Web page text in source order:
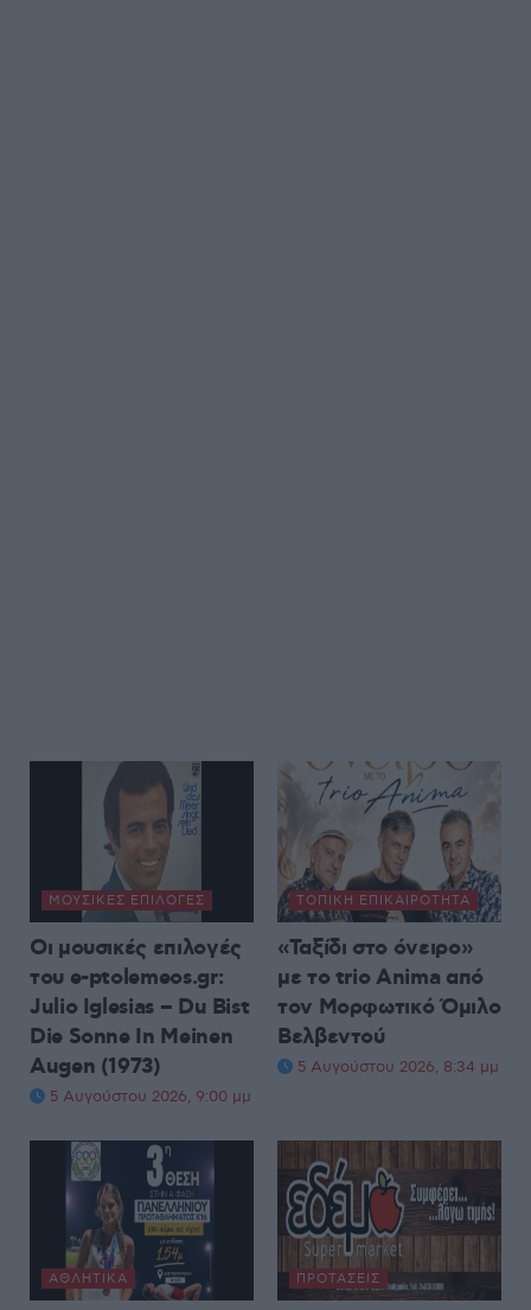
ΜΟΥΣΙΚΈΣ ΕΠΙΛΟΓΈΣ
Οι μουσικές επιλογές
του e-ptolemeos.gr:
Julio Iglesias – Du Bist
Die Sonne In Meinen
Augen (1973)
5 Αυγούστου 2026, 9:00 μμ
ΤΟΠΙΚΉ ΕΠΙΚΑΙΡΌΤΗΤΑ
«Ταξίδι στο όνειρο»
με το trio Anima από
τον Μορφωτικό Όμιλο
Βελβεντού
5 Αυγούστου 2026, 8:34 μμ
ΑΘΛΗΤΙΚΆ ΠΡΟΤΆΣΕΙΣ